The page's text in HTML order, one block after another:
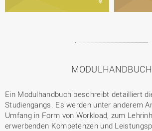
MODULHANDBUCH
Ein Modulhandbuch beschreibt detailliert
Studiengangs. Es werden unter anderem
Umfang in Form von Workload, zum
erwerbenden Kompetenzen und